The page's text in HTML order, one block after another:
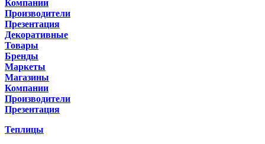
Компании
Производители
Презентация
Декоративные
Товары
Бренды
Маркеты
Магазины
Компании
Производители
Презентация
Теплицы